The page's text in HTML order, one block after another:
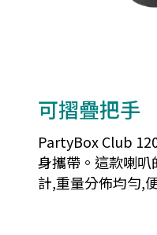
可摺疊把手
PartyBox Club
身攜帶。這款喇
計,重量分佈均勻,